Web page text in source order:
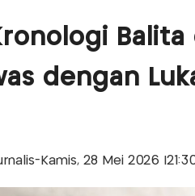
Balita
dengan
Kamis, 28 Mei 2026